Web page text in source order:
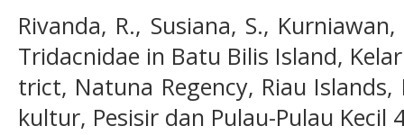
Rivanda, R., Susiana, S.,
Tridacnidae in Batu Bilis Island,
trict, Natuna Regency, Riau
kultur, Pesisir dan Pulau-Pulau Kecil